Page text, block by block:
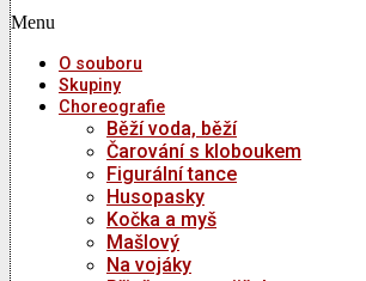
Menu
O souboru
Skupiny
Choreografie
Běží voda, běží
Čarování s kloboukem
Figurální tance
Husopasky
Kočka a myš
Mašlový
Na vojáky